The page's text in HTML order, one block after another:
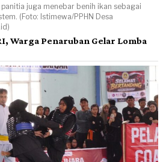
juga menebar benih ikan sebagai
(Foto: Istimewa/PPHN Desa
Warga Penaruban Gelar Lomba